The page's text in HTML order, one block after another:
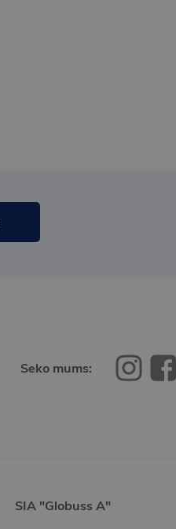
Seko mums:
SIA "Globuss A"